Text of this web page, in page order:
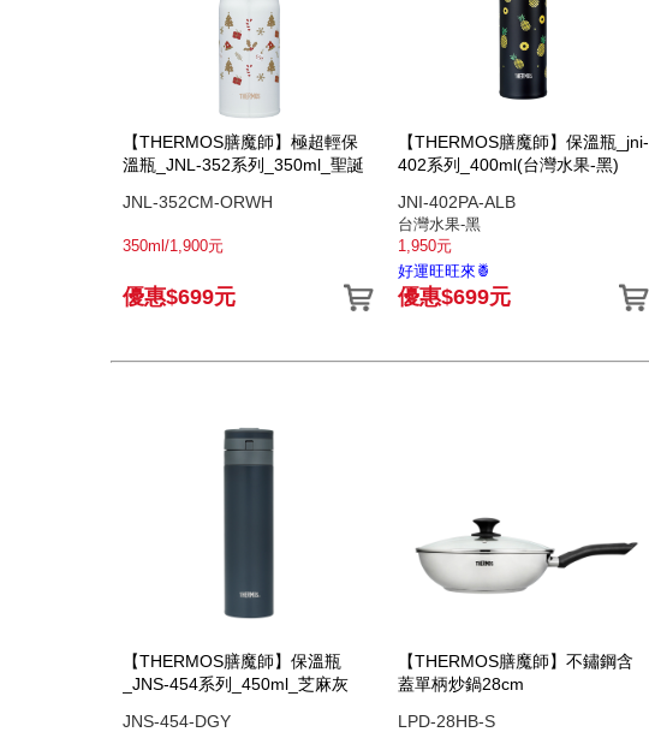
【THERMOS膳魔師】極超輕保
溫瓶_JNL-352系列_350ml_聖誕
JNL-352CM-ORWH
350ml/1,900元
優惠$699元
【THERMOS膳魔師】保溫瓶_jni-
402系列_400ml(台灣水果-黑)
JNI-402PA-ALB
台灣水果-黑
1,950元
好運旺旺來🍍
優惠$699元
【THERMOS膳魔師】保溫瓶
_JNS-454系列_450ml_芝麻灰
JNS-454-DGY
【THERMOS膳魔師】不鏽鋼含
蓋單柄炒鍋28cm
LPD-28HB-S